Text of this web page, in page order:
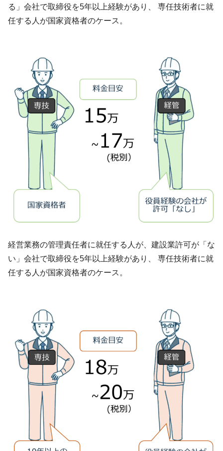
る」会社で取締役を5年以上経験があり、 専任技術者に就
任する人が国家資格者のケース。
経営業務の管理責任者に就任する人が、建設業許可が「な
い」会社で取締役を5年以上経験があり、 専任技術者に就
任する人が国家資格者のケース。